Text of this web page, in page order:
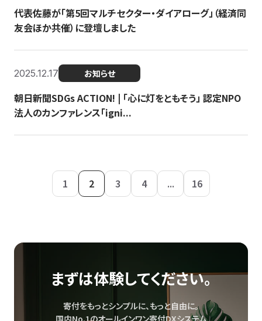
代表佐藤が「第5回マルチセクター・ダイアローグ」（経済同
友会ほか共催）に登壇しました
2025.12.17 お知らせ
朝日新聞SDGs ACTION! | 「心に灯をともそう」 認定NPO
法人のカンファレンス「igni...
1 2 3 4 ... 16
まずは体験してください。
寄付をもっとシンプルに、もっと自由に。
国内No.1のオールインワン寄付DXシステム